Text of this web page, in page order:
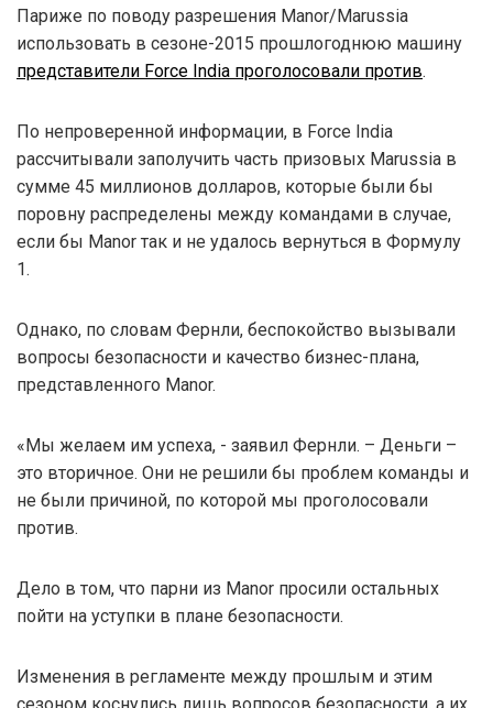
Париже по поводу разрешения Manor/Marussia
использовать в сезоне-2015 прошлогоднюю машину
представители Force India проголосовали против.
По непроверенной информации, в Force India
рассчитывали заполучить часть призовых Marussia в
сумме 45 миллионов долларов, которые были бы
поровну распределены между командами в случае,
если бы Manor так и не удалось вернуться в Формулу
1.
Однако, по словам Фернли, беспокойство вызывали
вопросы безопасности и качество бизнес-плана,
представленного Manor.
«Мы желаем им успеха, - заявил Фернли. – Деньги –
это вторичное. Они не решили бы проблем команды и
не были причиной, по которой мы проголосовали
против.
Дело в том, что парни из Manor просили остальных
пойти на уступки в плане безопасности.
Изменения в регламенте между прошлым и этим